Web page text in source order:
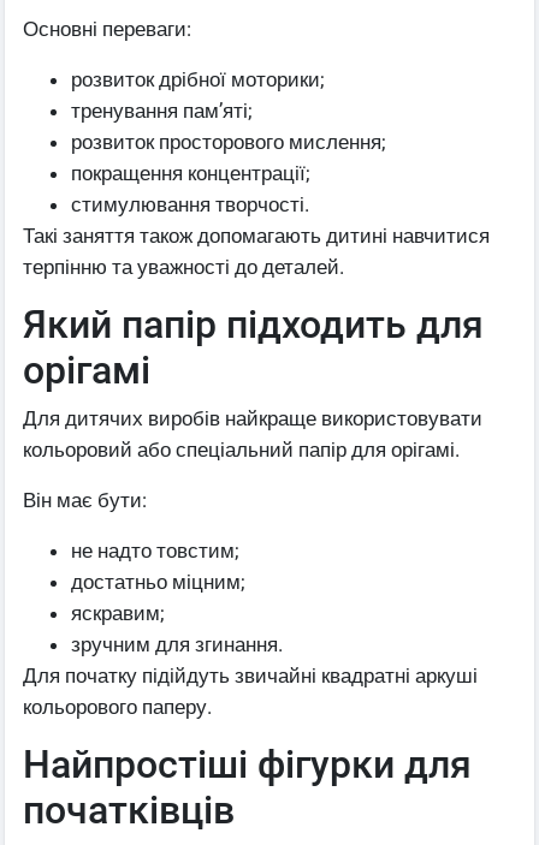
Основні переваги:
розвиток дрібної моторики;
тренування пам’яті;
розвиток просторового мислення;
покращення концентрації;
стимулювання творчості.
Такі заняття також допомагають дитині навчитися
терпінню та уважності до деталей.
Який папір підходить для
орігамі
Для дитячих виробів найкраще використовувати
кольоровий або спеціальний папір для орігамі.
Він має бути:
не надто товстим;
достатньо міцним;
яскравим;
зручним для згинання.
Для початку підійдуть звичайні квадратні аркуші
кольорового паперу.
Найпростіші фігурки для
початківців